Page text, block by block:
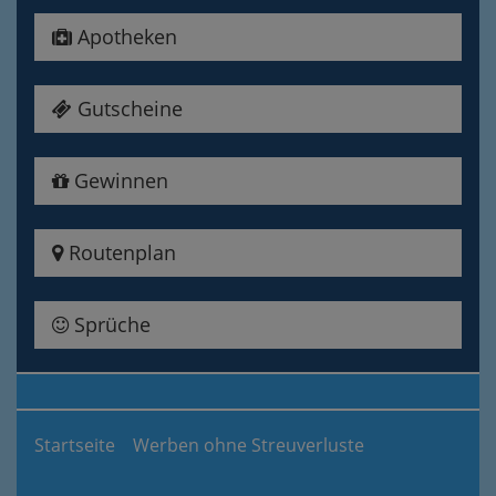
Apotheken
Gutscheine
Gewinnen
Routenplan
Sprüche
Startseite Werben ohne Streuverluste